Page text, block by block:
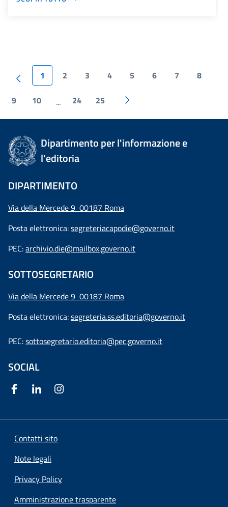
1 2 3 4 5 6 7 8
9 10 ... 24 25
Dipartimento per l'informazione e
l'editoria
DIPARTIMENTO
Via della Mercede 9 00187 Roma
Posta elettronica:segreteriacapodie@governo.it
PEC:archivio.die@mailbox.governo.it
SOTTOSEGRETARIO
Via della Mercede 9 00187 Roma
Posta elettronica:segreteria.ss.editoria@governo.it
PEC:sottosegretario.editoria@pec.governo.it
SOCIAL
Contatti sito
Note legali
Privacy Policy
Amministrazione trasparente